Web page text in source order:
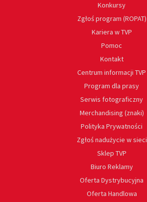
Konkursy
Zgłoś program (ROPAT)
Kariera w TVP
Pomoc
Kontakt
Centrum informacji TVP
Program dla prasy
Serwis fotograficzny
Merchandising (znaki)
Polityka Prywatności
Zgłoś nadużycie w sieci
Sklep TVP
Biuro Reklamy
Oferta Dystrybucyjna
Oferta Handlowa